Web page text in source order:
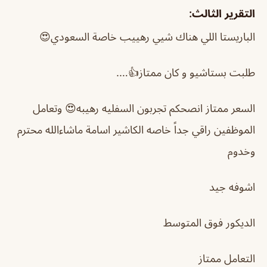
التقرير الثالث:
الباريستا اللي هناك شيي رهييب خاصة السعودي😍
طلبت بستاشيو و كان ممتاز👍….
السعر ممتاز انصحكم تجربون السفليه رهيبه😍 وتعامل
الموظفين راقي جداً خاصه الكاشير اسامة ماشاءالله محترم
وخدوم
اشوفه جيد
الديكور فوق المتوسط
التعامل ممتاز